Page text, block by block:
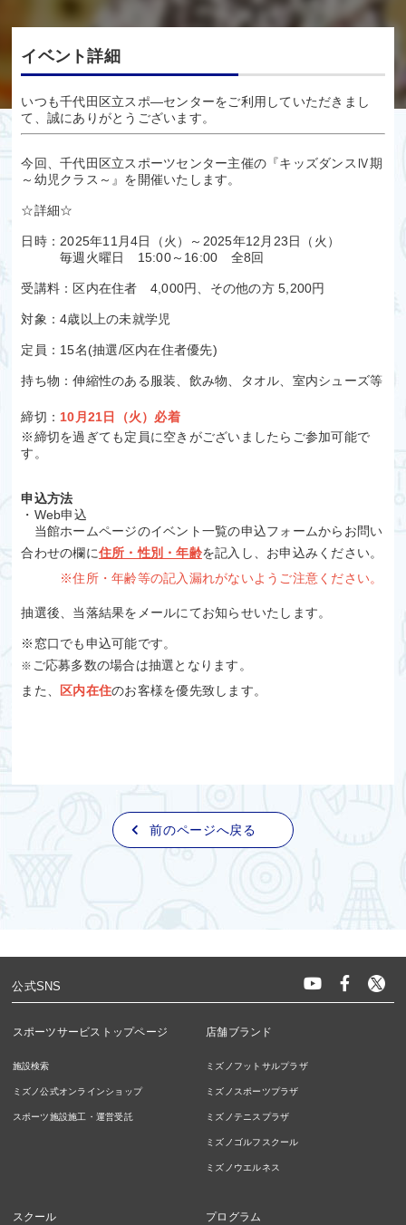
イベント詳細
いつも千代田区立スポ―センターをご利用していただきまし
て、誠にありがとうございます。
今回、千代田区立スポーツセンター主催の『キッズダンスⅣ期
～幼児クラス～』を開催いたします。
☆詳細☆
日時：2025年11月4日（火）～2025年12月23日（火）
毎週火曜日 15:00～16:00 全8回
受講料：区内在住者 4,000円、その他の方 5,200円
対象：4歳以上の未就学児
定員：15名(抽選/区内在住者優先)
持ち物：伸縮性のある服装、飲み物、タオル、室内シューズ等
締切：10月21日（火）必着
※締切を過ぎても定員に空きがございましたらご参加可能で
す。
申込方法
・Web申込
当館ホームページのイベント一覧の申込フォームからお問い
合わせの欄に住所・性別・年齢を記入し、お申込みください。
※住所・年齢等の記入漏れがないようご注意ください。
抽選後、当落結果をメールにてお知らせいたします。
※窓口でも申込可能です。
※ ご応募多数の場合は抽選となります。
また、
区内在住のお客様を優先致します。
前のページへ戻る
公式SNS
スポーツサービストップページ
施設検索
ミズノ公式オンラインショップ
スポーツ施設施工・運営受託
店舗ブランド
ミズノフットサルプラザ
ミズノスポーツプラザ
ミズノテニスプラザ
ミズノゴルフスクール
ミズノウエルネス
スクール プログラム